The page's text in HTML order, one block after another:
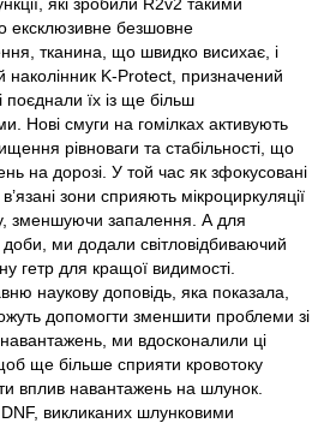
ексклюзивне безшовне
тканина, що швидко висихає, і
наколінник K-Protect, призначений
їх із ще більш
Нові смуги на гомілках активують
рівноваги та стабільності, що
на дорозі. У той час як зфокусовані
зони сприяють мікроциркуляції
зменшуючи запалення. А для
ми додали світловідбиваючий
гетр для кращої видимості.
наукову доповідь, яка показала,
допомогти зменшити проблеми зі
ми вдосконалили ці
ще більше сприяти кровотоку
вплив навантажень на шлунок.
викликаних шлунковими